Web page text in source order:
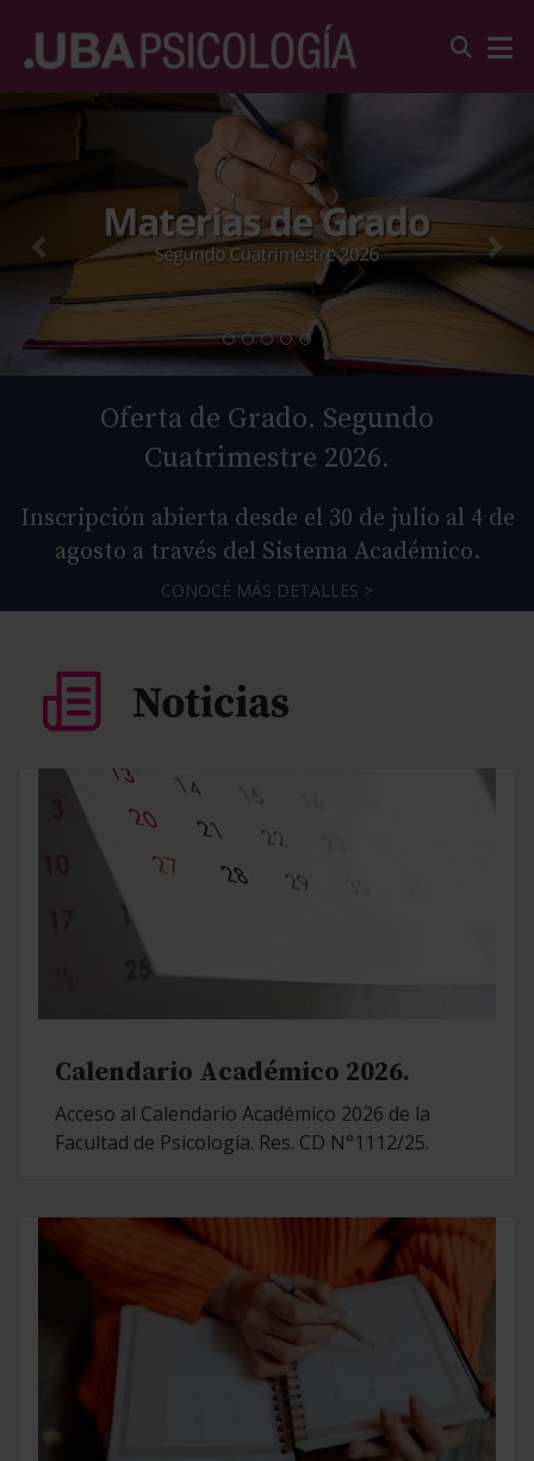
Oferta de Grado. Segundo
Cuatrimestre 2026.
Inscripción abierta desde el 30 de julio al 4 de
agosto a través del Sistema Académico.
CONOCÉ MÁS DETALLES >
Calendario Académico 2026.
Acceso al Calendario Académico 2026 de la
Facultad de Psicología. Res. CD N°1112/25.